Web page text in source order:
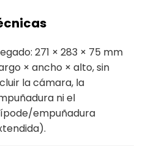
271 × 283 × 75 mm
× ancho × alto, sin
la cámara, la
ni el
empuñadura